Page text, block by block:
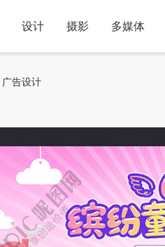
设计 摄影 多媒体
广告设计